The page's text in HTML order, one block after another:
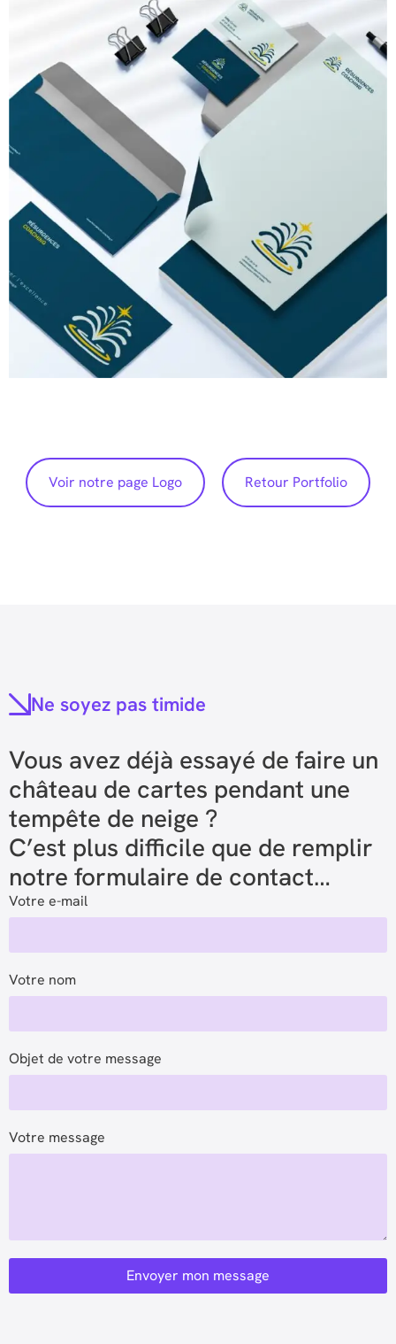
Retour Portfolio
Voir notre page Logo
Ne soyez pas timide
Vous avez déjà essayé de faire un
château de cartes pendant une
tempête de neige ?
C’est plus difficile que de remplir
notre formulaire de contact…
Votre e-mail
Votre nom
Objet de votre message
Votre message
Envoyer mon message